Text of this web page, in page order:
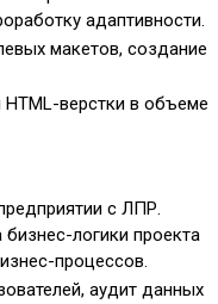
адаптивности.
макетов, создание
верстки в объеме
с ЛПР.
логики проекта
процессов.
аудит данных